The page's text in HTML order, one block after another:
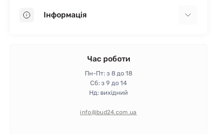
Пінопласт
Інформація
Гарантія та повернення
Політика конфіденційності
Час роботи
Пн-Пт: з 8 до 18
Сб: з 9 до 14
Нд: вихідний
info@bud24.com.ua